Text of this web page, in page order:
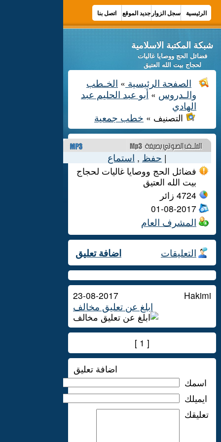
الرئيسية سجل الزوار جديد الموقع اتصل بنا
شبكة المكتبة الاسلامية
فضائل الحج ووصايا غاليات
لحجاج بيت الله العتيق
الصفحة الرئيسية » الخـطب
والـدروس » أبو عبد الحليم عبد
الهادي
التصنيف » خطب جمعية
| حفظ , استماع
فضائل الحج ووصايا غاليات لحجاج
بيت الله العتيق
4724 زائر
01-08-2017
المشرف العام
التعليقات اضافة تعليق
23-08-2017 Hakimi
ابلغ عن تعليق مخالف
[
]
اضافة تعليق
اسمك
ايميلك
تعليقك